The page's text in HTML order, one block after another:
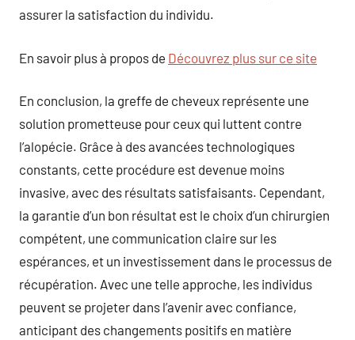
assurer la satisfaction du individu.
En savoir plus à propos de Découvrez plus sur ce site
En conclusion, la greffe de cheveux représente une
solution prometteuse pour ceux qui luttent contre
l’alopécie. Grâce à des avancées technologiques
constants, cette procédure est devenue moins
invasive, avec des résultats satisfaisants. Cependant,
la garantie d’un bon résultat est le choix d’un chirurgien
compétent, une communication claire sur les
espérances, et un investissement dans le processus de
récupération. Avec une telle approche, les individus
peuvent se projeter dans l’avenir avec confiance,
anticipant des changements positifs en matière